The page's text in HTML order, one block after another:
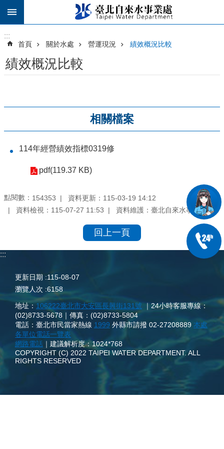
跳到主要內容區塊
:::
首頁 關於水處 營運現況 績效概況比較
績效概況比較
相關檔案
114年經營績效指標0319修
pdf(119.37 KB)
點閱數： 154353 資料更新： 115-03-19 14:12
資料檢視： 115-07-27 11:53 資料維護： 臺北自來水事業處
回上一頁
:::
更新日期
115-08-07
瀏覽人次 6158
地址： 106222臺北市大安區長興街131號 ｜24小時客服專線：
(02)8733-5678｜傳真：(02)8733-5804
電話：臺北市民當家熱線 1999 外縣市請撥 02-27208889 本處
各單位電話一覽表
網路電話 ｜建議解析度：1024*768
COPYRIGHT (C) 2022 TAIPEI WATER DEPARTMENT. ALL
RIGHTS RESERVED